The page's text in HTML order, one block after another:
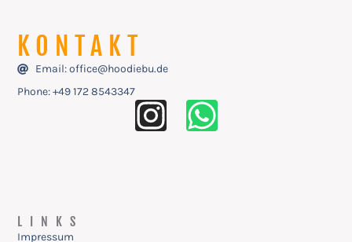
LINKS
Impressum
KONTAKT
Email: office@hoodiebu.de
Phone: ‭+49 172 8543347